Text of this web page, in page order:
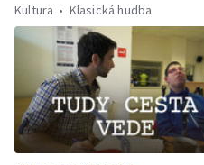
Kultura
Klasická hudba